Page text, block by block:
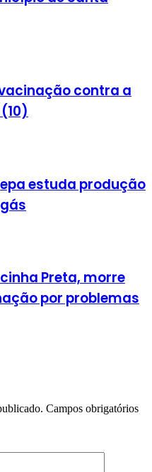
contra a
estuda produção
Preta, morre
por problemas
Campos obrigatórios